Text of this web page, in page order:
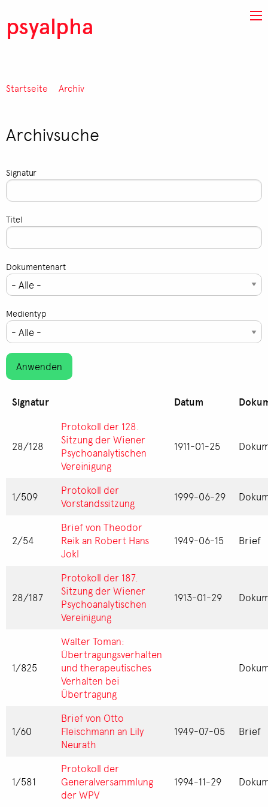
psyalpha
Pfadnavigation
Startseite Archiv
Archivsuche
Signatur
Titel
Dokumentenart
Medientyp
Signatur Datum
28/128
Protokoll der 128.
Sitzung der Wiener
Psychoanalytischen
Vereinigung
1911-01-25
1/509
Protokoll der
Vorstandssitzung
1999-06-29
2/54
Brief von Theodor
Reik an Robert Hans
Jokl
1949-06-15 Brief
28/187
Protokoll der 187.
Sitzung der Wiener
Psychoanalytischen
Vereinigung
1913-01-29
1/825
Walter Toman:
Übertragungsverhalten
und therapeutisches
Verhalten bei
Übertragung
1/60
Brief von Otto
Fleischmann an Lily
Neurath
1949-07-05 Brief
1/581
Protokoll der
Generalversammlung
der WPV
1994-11-29